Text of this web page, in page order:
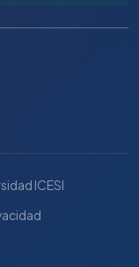
ICESI